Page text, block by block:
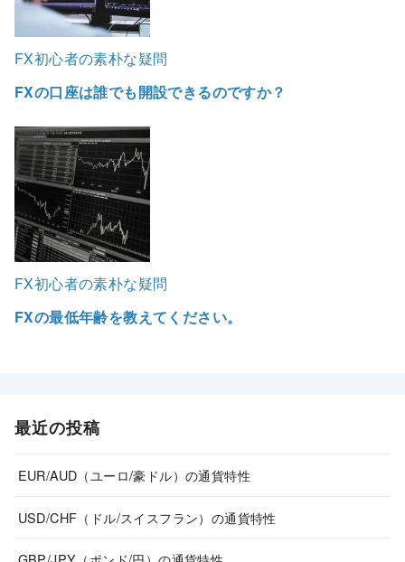
FX初心者の素朴な疑問
FXの口座は誰でも開設できるのですか？
FX初心者の素朴な疑問
FXの最低年齢を教えてください。
最近の投稿
EUR/AUD（ユーロ/豪ドル）の通貨特性
USD/CHF（ドル/スイスフラン）の通貨特性